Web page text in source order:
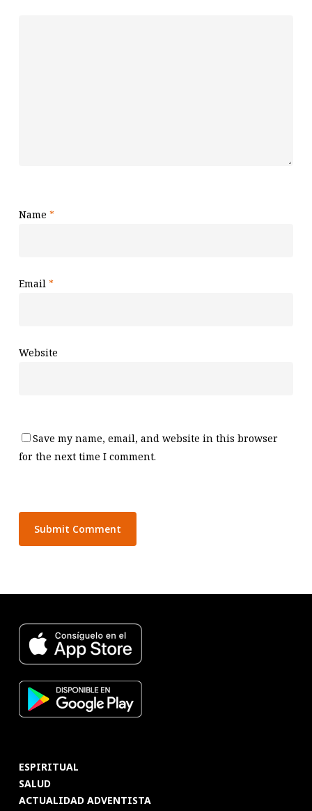
Name *
Email *
Website
Save my name, email, and website in this browser
for the next time I comment.
ESPIRITUAL
SALUD
ACTUALIDAD ADVENTISTA